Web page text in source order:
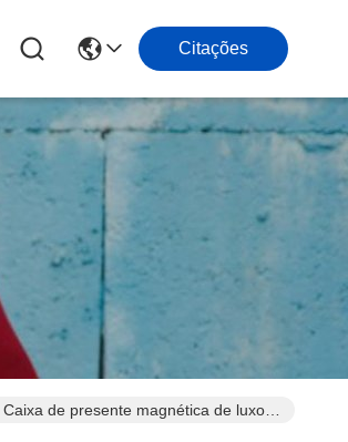
Citações
de presente magnética de luxo